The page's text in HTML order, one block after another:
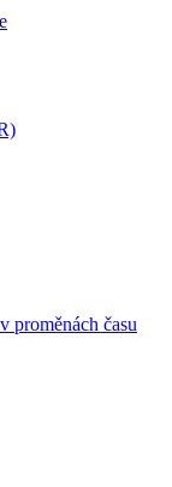
proměnách času